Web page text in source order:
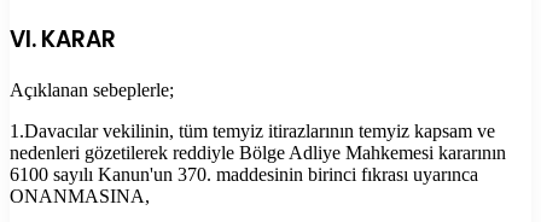
VI. KARAR
Açıklanan sebeplerle;
1.Davacılar vekilinin, tüm temyiz itirazlarının temyiz kapsam ve
nedenleri gözetilerek reddiyle Bölge Adliye Mahkemesi kararının
6100 sayılı Kanun'un 370. maddesinin birinci fıkrası uyarınca
ONANMASINA,